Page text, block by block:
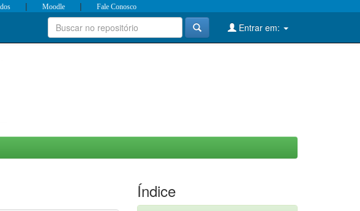
| Moodle | Fale Conosco
Entrar em:
Índice